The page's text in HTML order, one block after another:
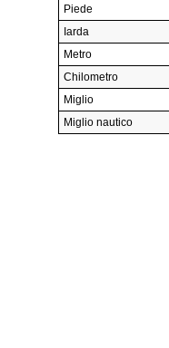
Piede
Iarda
Metro
Chilometro
Miglio
Miglio nautico